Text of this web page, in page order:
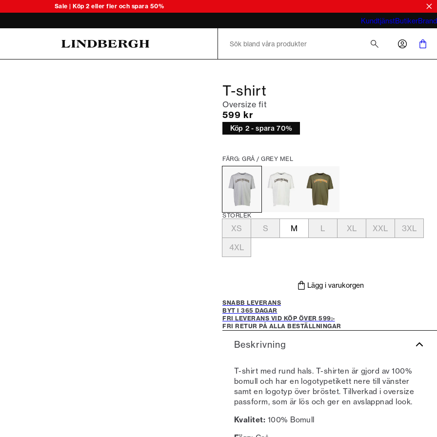
Sale | Köp 2 eller fler och spara 50%
KundtjänstButikerBrand
Upptäck säsongens lätta stickade tröjor
Vad menar du med business casual för
T-shirt
Oversize fit
Nuvarande pris
599 kr
Köp 2 - spara 70%
FÄRG: GRÅ / GREY MEL
STORLEK
XS S M L XL XXL
3XL
4XL
Lägg i varukorgen
SNABB LEVERANS
BYT I 365 DAGAR
FRI LEVERANS VID KÖP ÖVER 599:-
FRI RETUR PÅ ALLA BESTÄLLNINGAR
Beskrivning
T-shirt med rund hals. T-shirten är gjord av 100%
bomull och har en logotypetikett nere till vänster
samt en logotyp över bröstet. Tillverkad i oversize
passform, som är lös och ger en avslappnad look.
Kvalitet: 100% Bomull